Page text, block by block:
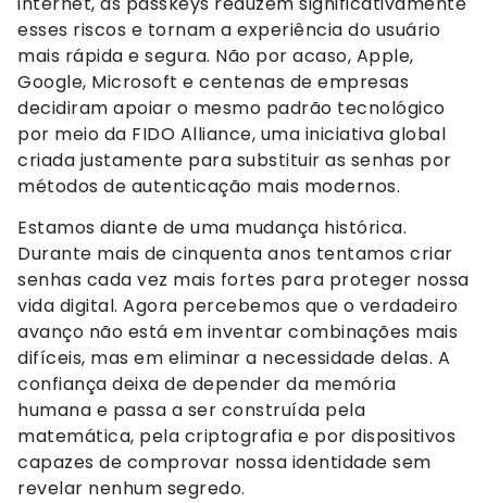
esses riscos e tornam a experiência do usuário
mais rápida e segura. Não por acaso, Apple,
Google, Microsoft e centenas de empresas
decidiram apoiar o mesmo padrão tecnológico
por meio da FIDO Alliance, uma iniciativa global
criada justamente para substituir as senhas por
métodos de autenticação mais modernos.
Estamos diante de uma mudança histórica.
Durante mais de cinquenta anos tentamos criar
senhas cada vez mais fortes para proteger nossa
vida digital. Agora percebemos que o verdadeiro
avanço não está em inventar combinações mais
difíceis, mas em eliminar a necessidade delas. A
confiança deixa de depender da memória
humana e passa a ser construída pela
matemática, pela criptografia e por dispositivos
capazes de comprovar nossa identidade sem
revelar nenhum segredo.